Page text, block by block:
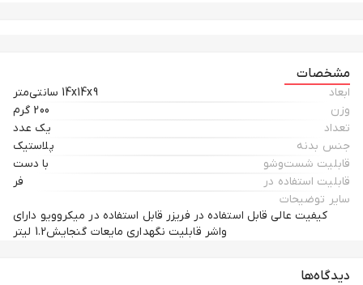
مشخصات
ابعاد
14x14x9 سانتی‌متر
وزن
200 گرم
تعداد
یک عدد
جنس بدنه
پلاستیک
قابلیت شست‌وشو
با دست
قابلیت استفاده در
فر
سایر توضیحات
کیفیت عالی قابل استفاده در فریزر قابل استفاده در میکروویو دارای
واشر قابلیت نگهداری مایعات گنجایش1.2 لیتر
دیدگاه‌ها